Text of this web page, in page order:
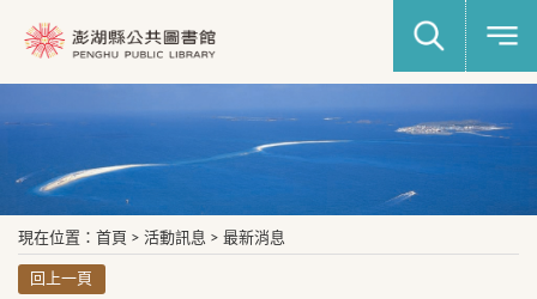
現在位置 ： 首頁 > 活動訊息 > 最新消息
回上一頁